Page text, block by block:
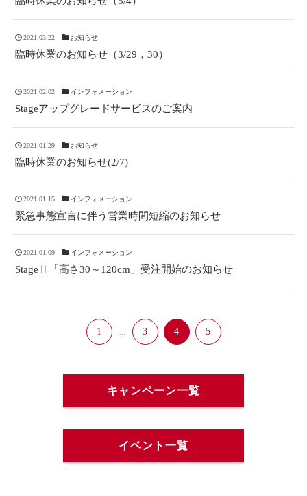
2021.03.22 お知らせ
臨時休業のお知らせ（3/29，30）
2021.02.02 インフォメーション
Stageアップグレードサービスのご案内
2021.01.29 お知らせ
臨時休業のお知らせ(2/7)
2021.01.15 インフォメーション
緊急事態宣言に伴う営業時間短縮のお知らせ
2021.01.09 インフォメーション
StageⅡ「高さ30～120cm」受注開始のお知らせ
1 3 4 5
キャンペーン一覧
イベント一覧